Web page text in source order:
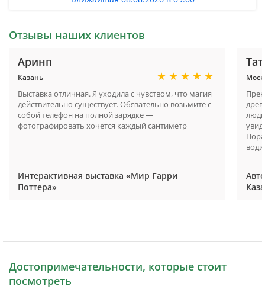
Отзывы наших клиентов
Аринп
Казань
Выставка отличная. Я уходила с чувством, что магия
действительно существует. Обязательно возьмите с
собой телефон на полной зарядке —
фотографировать хочется каждый сантиметр
Интерактивная выставка «Мир Гарри
Поттера»
Достопримечательности, которые стоит
посмотреть